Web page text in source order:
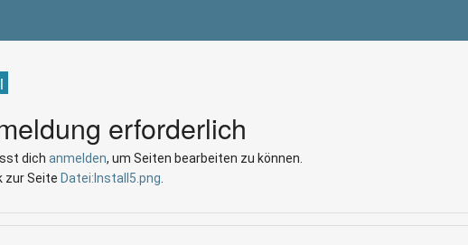
erforderlich
dichanmelden, um Seiten bearbeiten zu können.
zur Seite Datei:Install5.png